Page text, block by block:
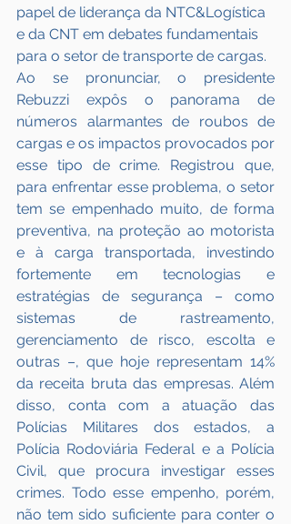
papel de liderança da NTC&Logística
e da CNT em debates fundamentais
para o setor de transporte de cargas.
Ao se pronunciar, o presidente
Rebuzzi expôs o panorama de
números alarmantes de roubos de
cargas e os impactos provocados por
esse tipo de crime. Registrou que,
para enfrentar esse problema, o setor
tem se empenhado muito, de forma
preventiva, na proteção ao motorista
e à carga transportada, investindo
fortemente em tecnologias e
estratégias de segurança – como
sistemas de rastreamento,
gerenciamento de risco, escolta e
outras –, que hoje representam 14%
da receita bruta das empresas. Além
disso, conta com a atuação das
Polícias Militares dos estados, a
Polícia Rodoviária Federal e a Polícia
Civil, que procura investigar esses
crimes. Todo esse empenho, porém,
não tem sido suficiente para conter o